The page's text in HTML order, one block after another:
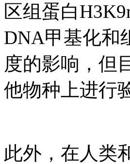
区组蛋白
DNA甲基化和
度的影响，但
他物种上进行
此外，在人类